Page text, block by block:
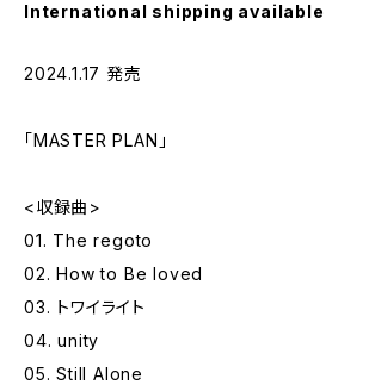
International shipping available
2024.1.17 発売
「MASTER PLAN」
<収録曲>
01. The regoto
02. How to Be loved
03. トワイライト
04. unity
05. Still Alone